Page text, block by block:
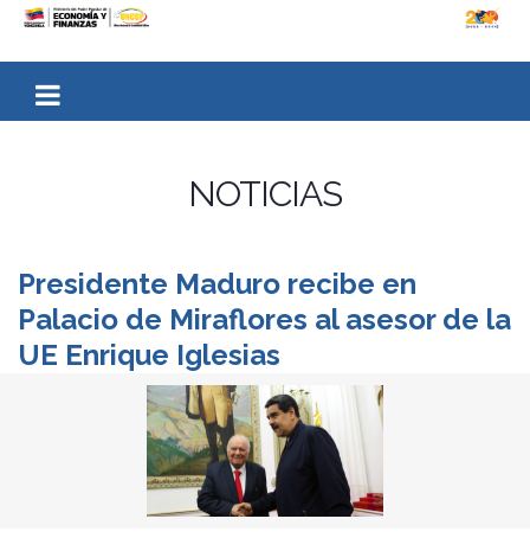
NOTICIAS
Presidente Maduro recibe en
Palacio de Miraflores al asesor de la
UE Enrique Iglesias